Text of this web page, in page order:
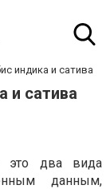
индика и сатива
и сатива
это два вида
данным,